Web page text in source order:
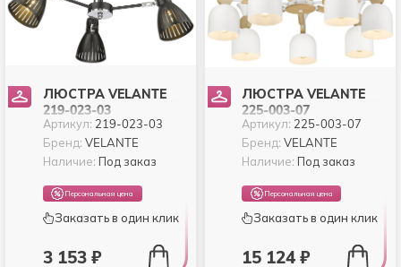
ЛЮСТРА VELANTE
219-023-03
Артикул: 219-023-03
Бренд: VELANTE
Наличие: Под заказ
Персональная цена
Заказать в один клик
3 153 ₽
ЛЮСТРА VELANTE
225-003-07
Артикул: 225-003-07
Бренд:VELANTE
Наличие: Под заказ
Персональная цена
Заказать в один клик
15 124 ₽